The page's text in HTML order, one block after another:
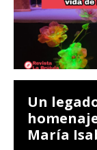
Un
María